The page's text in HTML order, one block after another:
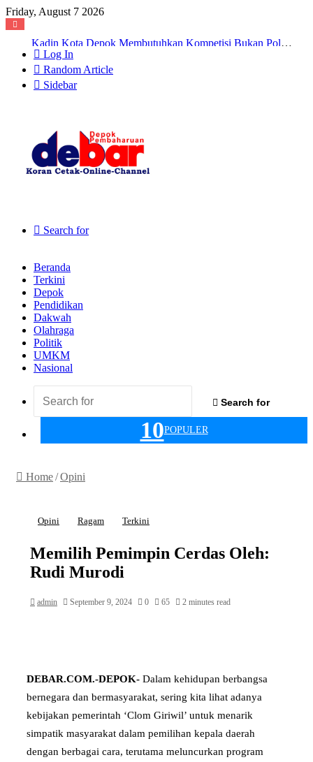
Friday, August 7 2026
Kadin Kota Depok Membutuhkan Kompetisi Bukan Polarisasi
Log In
Random Article
Sidebar
Search for
Beranda
Terkini
Depok
Pendidikan
Dakwah
Olahraga
Politik
UMKM
Nasional
Search for
10POPULER
Home/Opini
Opini Ragam Terkini
Memilih Pemimpin Cerdas Oleh:
Rudi Murodi
admin September 9, 2024 0 65 2 minutes read
DEBAR.COM.-DEPOK- Dalam kehidupan berbangsa
bernegara dan bermasyarakat, sering kita lihat adanya
kebijakan pemerintah ‘Clom Giriwil’ untuk menarik
simpatik masyarakat dalam pemilihan kepala daerah
dengan berbagai cara, terutama meluncurkan program